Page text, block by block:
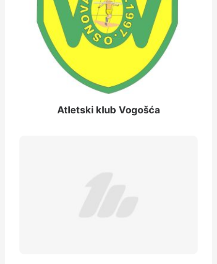
Atletski klub Vogošća